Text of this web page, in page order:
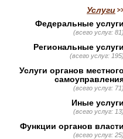
Услуги
Федеральные услуги
(всего услуг: 81)
Региональные услуги
(всего услуг: 195)
Услуги органов местного
(всего услуг: 71)
Иные услуги
(всего услуг: 13)
Функции органов власти
(всего услуг: 25)